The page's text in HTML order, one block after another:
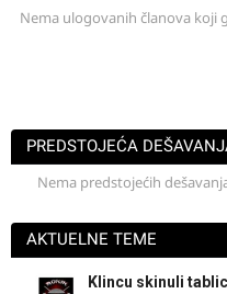
Nema ulogovanih članova koji
PREDSTOJEĆA
Nema predstojećih
AKTUELNE TEME
Klincu skinuli